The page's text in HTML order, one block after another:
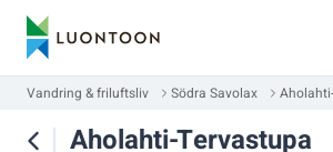
Vandring & friluftsliv Södra Savolax
Aholahti-Tervastupa